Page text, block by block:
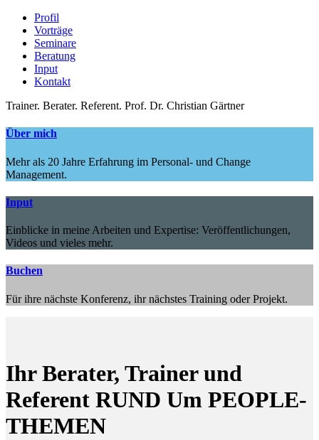
Profil
Vorträge
Seminare
Beratung
Input
Kontakt
Trainer. Berater. Referent. Prof. Dr. Christian Gärtner
Über mich
Mehr als 20 Jahre Erfahrung im Personal- und Change
Management.
Input
Einblicke in meine Arbeiten und Expertise: Veröffentlichungen,
Videos und vieles mehr.
Buchen
Für ihre nächste Konferenz, ihr nächstes Training oder Projekt.
Ihr Berater, Trainer und
Referent RUND Um PEOPLE-
THEMEN